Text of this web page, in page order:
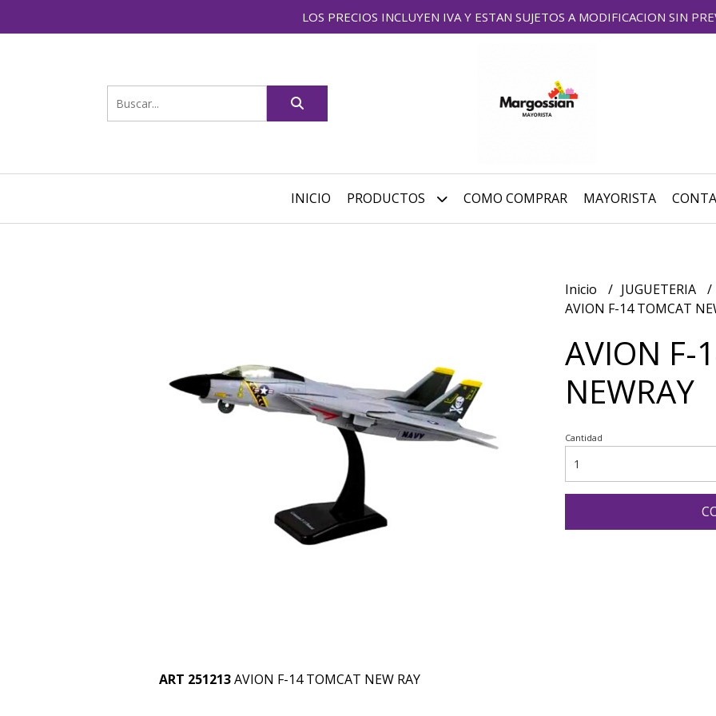
LOS PRECIOS INCLUYEN IVA Y ESTAN SUJETOS A MODIFICACION SIN
INICIO PRODUCTOS COMO COMPRAR MAYORISTA
ART 251213AVION F-14 TOMCAT NEW RAY
Inicio JUGUETERIA
AVION F-14 TOMCAT
AVION F-
NEWRAY
Cantidad